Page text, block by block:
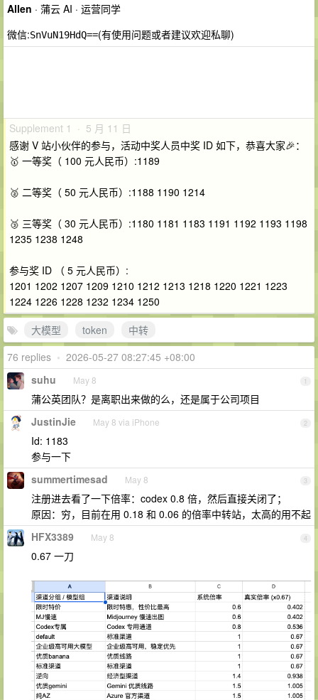
Allen · 蒲云 AI · 运营同学
微信:SnVuN19HdQ==(有使用问题或者建议欢迎私聊)
Supplement 1 · 5 月 11 日
感谢 V 站小伙伴的参与，活动中奖人员中奖 ID 如下，恭喜大家🎉：
🥇 一等奖（ 100 元人民币）:1189
🥈 二等奖（ 50 元人民币）:1188 1190 1214
🥉 三等奖（ 30 元人民币）:1180 1181 1183 1191 1192 1193 1198
1235 1238 1248
参与奖 ID （ 5 元人民币）:
1201 1202 1207 1209 1210 1212 1213 1218 1220 1221 1223
1224 1226 1228 1232 1234 1250
大模型
token
中转
76 replies • 2026-05-27 08:27:45 +08:00
1
suhu May 8
蒲公英团队？是离职出来做的么，还是属于公司项目
2
JustinJie May 8 via iPhone
Id: 1183
参与一下
3
summertimesad May 8
注册进去看了一下倍率：codex 0.8 倍，然后直接关闭了；
原因：穷，目前在用 0.18 和 0.06 的倍率中转站，太高的用不起
4
HFX3389 May 8
0.67 一刀